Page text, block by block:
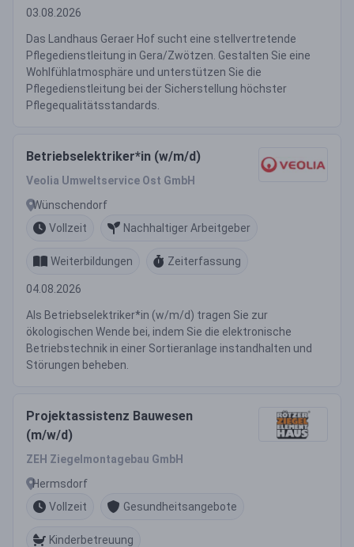
03.08.2026
Das Landhaus Geraer Hof sucht eine stellvertretende
Pflegedienstleitung in Gera/Zwötzen. Gestalten Sie eine
Wohlfühlatmosphäre und unterstützen Sie die
Pflegedienstleitung bei der Sicherstellung höchster
Pflegequalitätsstandards.
Betriebselektriker*in (w/m/d)
Veolia Umweltservice Ost GmbH
Wünschendorf
Vollzeit
Nachhaltiger Arbeitgeber
Weiterbildungen Zeiterfassung
04.08.2026
Als Betriebselektriker*in (w/m/d) tragen Sie zur
ökologischen Wende bei, indem Sie die elektronische
Betriebstechnik in einer Sortieranlage instandhalten und
Störungen beheben.
Projektassistenz Bauwesen
(m/w/d)
ZEH Ziegelmontagebau GmbH
Hermsdorf
Vollzeit
Gesundheitsangebote
Kinderbetreuung